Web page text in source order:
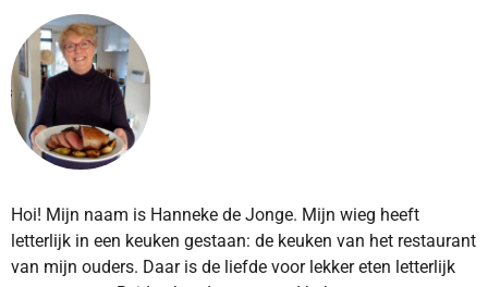
Hoi! Mijn naam is Hanneke de Jonge. Mijn wieg heeft
letterlijk in een keuken gestaan: de keuken van het restaurant
van mijn ouders. Daar is de liefde voor lekker eten letterlijk